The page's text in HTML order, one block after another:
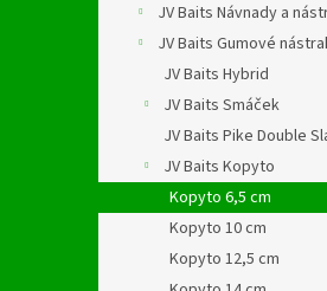
JV Baits Návnady a
JV Baits Gumové
JV Baits Hybrid
JV Baits Smáček
JV Baits Pike Double
JV Baits Kopyto
Kopyto 6,5 cm
Kopyto 10 cm
Kopyto 12,5 cm